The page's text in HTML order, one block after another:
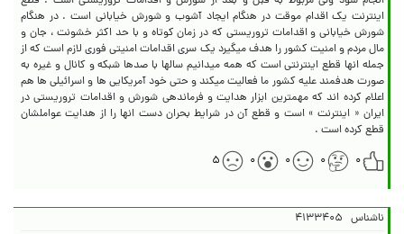
اینترنت یک اقدام موقت در هنگام ایجاد آشوب و شورش خیابانی است . در هنگام
شورش خیابانی و اقدامات تروریستی که در زمان کوتاه و با حد اکثر خشونت ، جان و
مال مردم و امنیت کشور را هدف میگیرد یک سری اقدامات امنیتی فوری لازم است که از
جمله انها قطع اینترنتی است که همه میدانیم سالها با صدها شبکه و کانال و غیره به
صورت هدفمند علیه کشور ما فعالیت میکند و حتی خود آمریکایی ها و اسرائیلی ها هم
اعلام کرده اند که مهمترین ابزار هدایت و فرماندهی شورش و اقدامات تروریستی در
ایران « اینترنت » است و قطع آن در شرایط بحران دست انها را از هدایت عواملشان
قطع کرده است .
۰
۰ ۰ ۰ ۵
ناشناس ۴۱۳۳۴۰۵